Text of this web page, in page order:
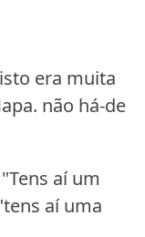
era muita
não há-de
aí um
aí uma